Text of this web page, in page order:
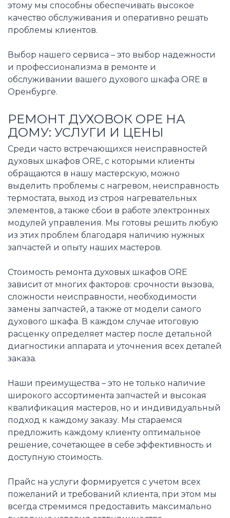
этому мы способны обеспечивать высокое
качество обслуживания и оперативно решать
проблемы клиентов.
Выбор нашего сервиса – это выбор надежности
и профессионализма в ремонте и
обслуживании вашего духового шкафа ORE в
Оренбурге.
РЕМОНТ ДУХОВОК ОРЕ НА
ДОМУ: УСЛУГИ И ЦЕНЫ
Среди часто встречающихся неисправностей
духовых шкафов ORE, с которыми клиенты
обращаются в нашу мастерскую, можно
выделить проблемы с нагревом, неисправность
термостата, выход из строя нагревательных
элементов, а также сбои в работе электронных
модулей управления. Мы готовы решить любую
из этих проблем благодаря наличию нужных
запчастей и опыту наших мастеров.
Стоимость ремонта духовых шкафов ORE
зависит от многих факторов: срочности вызова,
сложности неисправности, необходимости
замены запчастей, а также от модели самого
духового шкафа. В каждом случае итоговую
расценку определяет мастер после детальной
диагностики аппарата и уточнения всех деталей
заказа.
Наши преимущества – это не только наличие
широкого ассортимента запчастей и высокая
квалификация мастеров, но и индивидуальный
подход к каждому заказу. Мы стараемся
предложить каждому клиенту оптимальное
решение, сочетающее в себе эффективность и
доступную стоимость.
Прайс на услуги формируется с учетом всех
пожеланий и требований клиента, при этом мы
всегда стремимся предоставить максимально